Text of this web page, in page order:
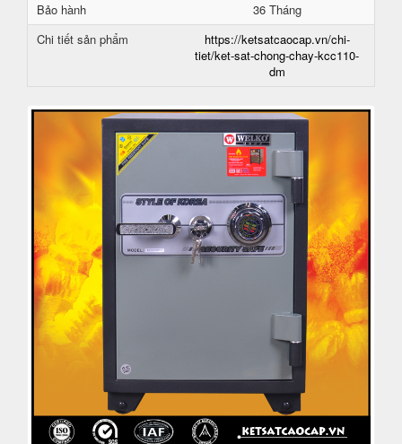
Bảo hành
36 Tháng
Chi tiết sản phẩm
https://ketsatcaocap.vn/chi-
tiet/ket-sat-chong-chay-kcc110-
dm